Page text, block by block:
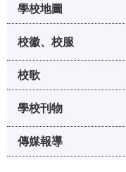
學校地圖
校徽、校服
校歌
學校刊物
傳媒報導